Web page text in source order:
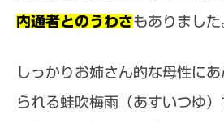
内通者とのうわさもありました
しっかりお姉さん的な母性に
られる蛙吹梅雨（あすいつゆ